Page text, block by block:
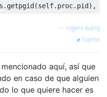
. getpgid(self. proc. pid),
rogers.wang
fuente
aquí, así que
en caso de que alguien
lo que quiere hacer es